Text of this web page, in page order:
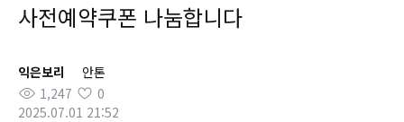
사전예약쿠폰 나눔합니다
익은보리
안톤
1,247
0
2025.07.01 21:52